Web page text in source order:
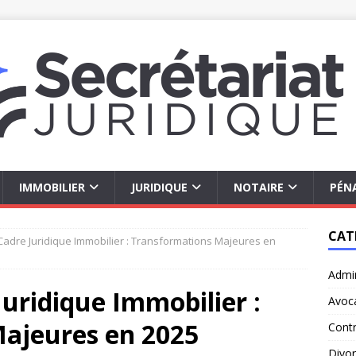
IMMOBILIER JURIDIQUE NOTAIRE
Juridique Immobilier : Transformations Majeures en
Immobilier :
en 2025